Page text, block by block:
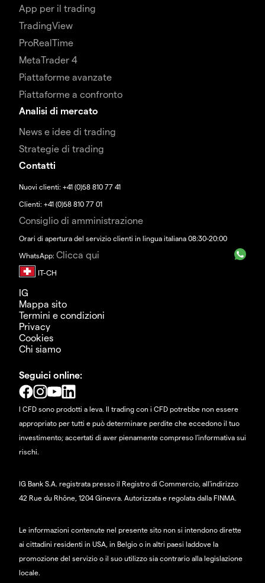
App per il trading
TradingView
ProRealTime
MetaTrader 4
Piattaforme avanzate
Piattaforme a confronto
Analisi di mercato
News e idee di trading
Strategie di trading
Contatti
Nuovi clienti: +41 (0)58 810 77 41
Clienti: +41 (0)58 810 77 01
Consiglio di amministrazione
Orari di apertura del servizio clienti in lingua italiana 08:30-20:00
WhatsApp: Clicca qui
IG
Mappa sito
Termini e condizioni
Privacy
Cookies
Chi siamo
Seguici online:
I CFD sono prodotti a leva. Il trading con i CFD potrebbe non essere
appropriato per tutti e può determinare perdite che eccedono il tuo
investimento; accertati di aver pienamente compreso l'informativa sui
rischi.
IG Bank S.A. registrata presso il Registro di Commercio, all'indirizzo
42 Rue du Rhône, 1204 Ginevra. Autorizzata e regolata dalla FINMA.
Le informazioni contenute nel presente sito non si intendono dirette
ai cittadini residenti in USA, in Belgio o in altri paesi laddove la
promozione del servizio o il suo utilizzo sia contrario alla legislazione
locale.